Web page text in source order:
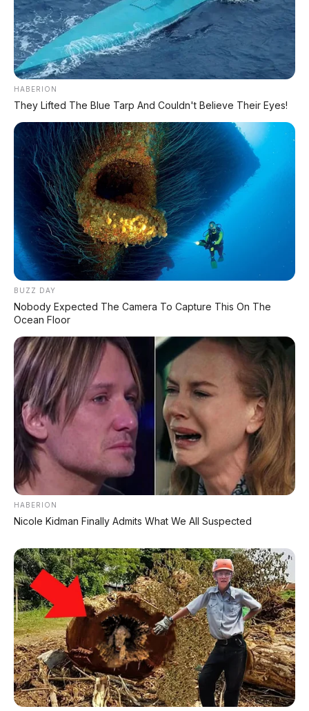
✔ GRATIS ANGSURAN 1X
✔ GRATIS BALIK NAMA
CEK UNIT SEKARANG
PROMO MINGGU INI
KREDIT MOTOR
SEMUA MEREK
DP MULAI
100RBNETT
✅Honda, Yamaha, Suzuki, Kawasaki
✅ Proses 1 Jam Langsung ACC
AMBIL PROMO >
DIJUAL MOBIL BEKAS DENPASAR
DIJUAL: Suzuki Swift GX 2013 Manual – Hitam
Legam, Low KM 100 Ribu, Pajak Panjang!
Kondisi Istimewa di Denpasar
DIJUAL: Nissan Serena HWS Matic 2017 –
Kondisi Istimewa, Hanya 68.000 KM! Siap Pakai
DIJUAL: Mitsubishi Xpander Ultimate 2023
Matic – Surat Bali, KM 44.000, Pajak Panjang!
DIJUAL : Xpander Ultimate 2019 Matic Surat
Bali – Kondisi Istimewa, KM 37.000
Lihat Semua Unit Bali »
HABERION
They Lifted The Blue Tarp And Couldn't Believe Their Eyes!
BUZZ DAY
Nobody Expected The Camera To Capture This On The
Ocean Floor
HABERION
Nicole Kidman Finally Admits What We All Suspected